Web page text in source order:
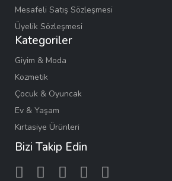
Mesafeli Satış Sözleşmesi
Üyelik Sözleşmesi
Kategoriler
Giyim & Moda
Kozmetik
Çocuk & Oyuncak
Ev & Yaşam
Kırtasiye Ürünleri
Bizi Takip Edin